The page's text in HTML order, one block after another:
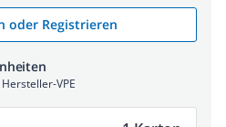
oder Registrieren
VPE